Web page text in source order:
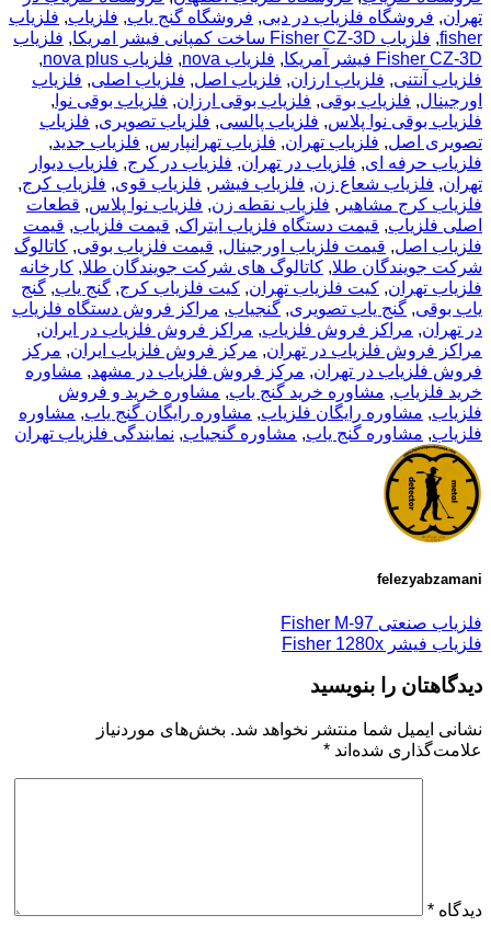
تهران, فروشگاه فلزیاب در دبی, فروشگاه گنج یاب, فلزیاب, فلزیاب
fisher
, فلزیاب Fisher CZ-3D ساخت کمپانی فیشر امریکا , فلزیاب
Fisher CZ-3D فیشر آمریکا
, فلزیاب nova , فلزیاب nova plus
,
فلزیاب آنتنی, فلزیاب ارزان, فلزیاب اصل, فلزیاب اصلی, فلزیاب
اورجینال, فلزیاب بوقی, فلزیاب بوقی ارزان, فلزیاب بوقی نوا ,
فلزیاب بوقی نوا پلاس, فلزیاب پالسی, فلزیاب تصویری, فلزیاب
تصویری اصل, فلزیاب تهران, فلزیاب تهرانپارس, فلزیاب جدید,
فلزیاب حرفه ای, فلزیاب در تهران, فلزیاب در کرج, فلزیاب دیوار
تهران, فلزیاب شعاع زن, فلزیاب فیشر , فلزیاب قوی, فلزیاب کرج,
فلزیاب کرج مشاهیر , فلزیاب نقطه زن, فلزیاب نوا پلاس, قطعات
اصلی فلزیاب, قیمت دستگاه فلزیاب ایتراک, قیمت فلزیاب, قیمت
فلزیاب اصل, قیمت فلزیاب اورجینال, قیمت فلزیاب بوقی, کاتالوگ
شرکت جویندگان طلا, کاتالوگ های شرکت جویندگان طلا, کارخانه
فلزیاب تهران, کیت فلزیاب تهران, کیت فلزیاب کرج, گنج یاب, گنج
یاب بوقی, گنج یاب تصویری, گنجیاب, مراکز فروش دستگاه فلزیاب
در تهران, مراکز فروش فلزیاب, مراکز فروش فلزیاب در ایران,
مراکز فروش فلزیاب در تهران, مرکز فروش فلزیاب ایران, مرکز
فروش فلزیاب در تهران, مرکز فروش فلزیاب در مشهد, مشاوره
خرید فلزیاب, مشاوره خرید گنج یاب, مشاوره خرید و فروش
فلزیاب, مشاوره رایگان فلزیاب, مشاوره رایگان گنج یاب, مشاوره
فلزیاب, مشاوره گنج یاب, مشاوره گنجیاب, نمایندگی فلزیاب تهران
felezyabzamani
فلزیاب صنعتی Fisher M-97
فلزیاب فیشر Fisher 1280x
دیدگاهتان را بنویسید
نشانی ایمیل شما منتشر نخواهد شد. بخش‌های موردنیاز
علامت‌گذاری شده‌اند *
دیدگاه *